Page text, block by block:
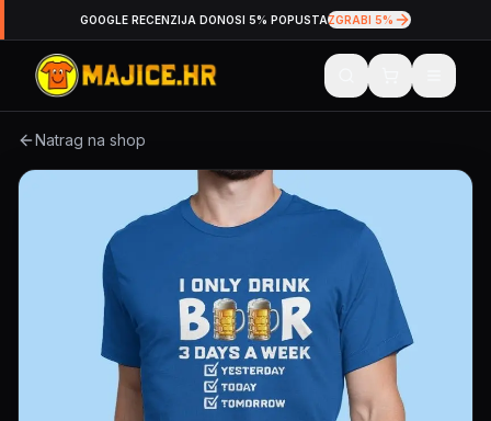
GOOGLE RECENZIJA DONOSI 5% POPUSTAZGRABI 5%
Natrag na shop